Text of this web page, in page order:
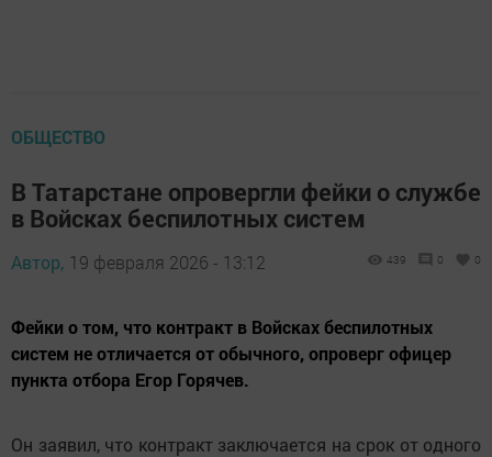
ОБЩЕСТВО
В Татарстане опровергли фейки о службе
в Войсках беспилотных систем
Автор, 19 февраля 2026 - 13:12 439 0 0
Фейки о том, что контракт в Войсках беспилотных
систем не отличается от обычного, опроверг офицер
пункта отбора Егор Горячев.
Он заявил, что контракт заключается на срок от одного